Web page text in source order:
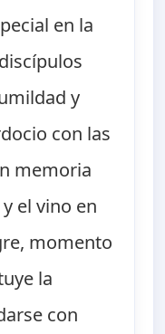
en la
y
con las
memoria
el vino en
momento
la
con